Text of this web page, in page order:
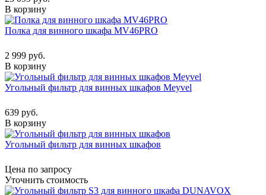
В корзину
Полка для винного шкафа MV46PRO
2 999 руб.
В корзину
Угольный фильтр для винных шкафов Meyvel
639 руб.
В корзину
Угольный фильтр для винных шкафов
Цена по запросу
Уточнить стоимость